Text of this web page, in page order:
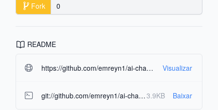
Fork
0
README
https://github.com/emreyn1/ai-chat.git#readme-ov-file Visualizar
git://github.com/emreyn1/ai-chat.git3.9KB Baixar